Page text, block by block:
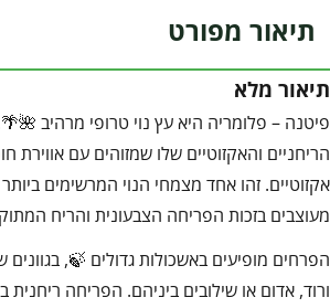
תיאור מפורט
תיאור מלא
פיטנה – פלומריה היא עץ נוי טרופי מרהיב
הריחניים והאקזוטיים שלו שמזוהים עם אווירת
אקזוטיים. זהו אחד מצמחי הנוי המרשימים ביותר
מעוצבים בזכות הפריחה הצבעונית והריח
הפרחים מופיעים באשכולות גדולים 🍃, בגוונים
ורוד, אדום או שילובים ביניהם. הפריחה ריחנית